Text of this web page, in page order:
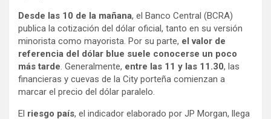
Desde las 10 de la mañana, el Banco Central (BCRA)
publica la cotización del dólar oficial, tanto en su versión
minorista como mayorista. Por su parte, el valor de
referencia del dólar blue suele conocerse un poco
más tarde. Generalmente, entre las 11 y las 11.30, las
financieras y cuevas de la City porteña comienzan a
marcar el precio del dólar paralelo.
El riesgo país, el indicador elaborado por JP Morgan, llega